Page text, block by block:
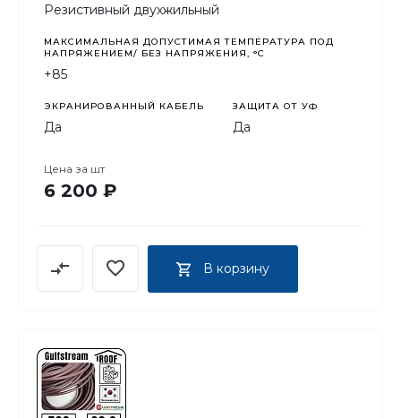
Резистивный двухжильный
МАКСИМАЛЬНАЯ ДОПУСТИМАЯ ТЕМПЕРАТУРА ПОД
НАПРЯЖЕНИЕМ/ БЕЗ НАПРЯЖЕНИЯ, °C
+85
ЭКРАНИРОВАННЫЙ КАБЕЛЬ
Да
ЗАЩИТА ОТ УФ
Да
Цена за шт
6 200 ₽
В корзину